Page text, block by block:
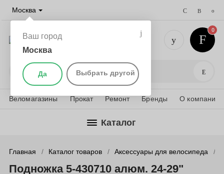
Москва
Ваш город
Москва
Да Выбрать другой Поиск
+7 (495)
0
Веломагазины Прокат Ремонт Бренды О компании
Каталог
Главная Каталог товаров Аксессуары для велосипеда
Подножка 5-430710 алюм. 24-29"